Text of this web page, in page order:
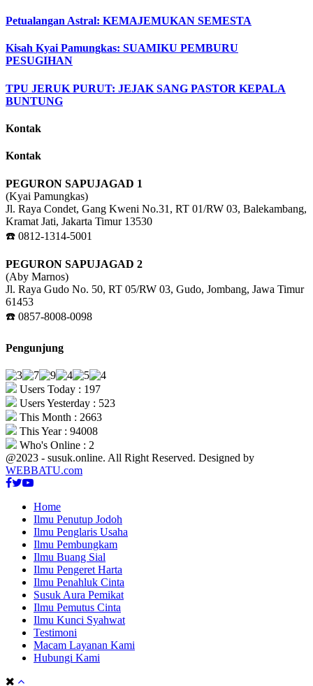
Petualangan Astral: KEMAJEMUKAN SEMESTA
Kisah Kyai Pamungkas: SUAMIKU PEMBURU
PESUGIHAN
TPU JERUK PURUT: JEJAK SANG PASTOR KEPALA
BUNTUNG
Kontak
Kontak
PEGURON SAPUJAGAD 1
(Kyai Pamungkas)
Jl. Raya Condet, Gang Kweni No.31, RT 01/RW 03, Balekambang,
Kramat Jati, Jakarta Timur 13530
☎️ 0812-1314-5001
PEGURON SAPUJAGAD 2
(Aby Marnos)
Jl. Raya Gudo No. 50, RT 05/RW 03, Gudo, Jombang, Jawa Timur
61453
☎️ 0857-8008-0098
Pengunjung
Users Today : 197
Users Yesterday : 523
This Month : 2663
This Year : 94008
Who's Online : 2
@2023 - susuk.online. All Right Reserved. Designed by
WEBBATU.com
Facebook
Twitter
Youtube
Home
Ilmu Penutup Jodoh
Ilmu Penglaris Usaha
Ilmu Pembungkam
Ilmu Buang Sial
Ilmu Pengeret Harta
Ilmu Penahluk Cinta
Susuk Aura Pemikat
Ilmu Pemutus Cinta
Ilmu Kunci Syahwat
Testimoni
Macam Layanan Kami
Hubungi Kami